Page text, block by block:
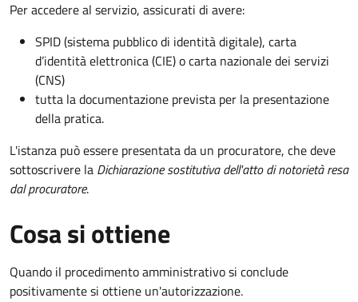
Per accedere al servizio, assicurati di avere:
SPID (sistema pubblico di identità digitale), carta
d’identità elettronica (CIE) o carta nazionale dei servizi
(CNS)
tutta la documentazione prevista per la presentazione
della pratica.
L'istanza può essere presentata da un procuratore, che deve
sottoscrivere la Dichiarazione sostitutiva dell'atto di notorietà resa
dal procuratore.
Cosa si ottiene
Quando il procedimento amministrativo si conclude
positivamente si ottiene un'autorizzazione.